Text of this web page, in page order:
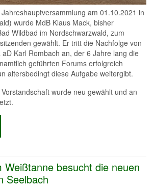
am 01.10.2021 in
wurde MdB Klaus Mack, bisher
Wildbad im Nordschwarzwald, zum
gewählt. Er tritt die Nachfolge von
Karl Rombach an, der 6 Jahre lang die
geführten Forums erfolgreich
altersbedingt diese Aufgabe weitergibt.
wurde neu gewählt und an
Weißtanne besucht die neuen
Seelbach